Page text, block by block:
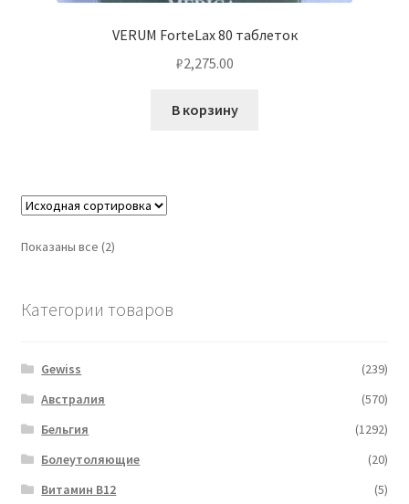
VERUM ForteLax 80 таблеток
₽2,275.00
В корзину
Показаны все (2)
Категории товаров
Gewiss
(239)
Австралия
(570)
Бельгия
(1292)
Болеутоляющие
(20)
Витамин B12
(5)